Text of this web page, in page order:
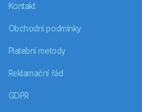
Kontakt
Obchodní podmínky
Platební metody
Reklamační řád
GDPR